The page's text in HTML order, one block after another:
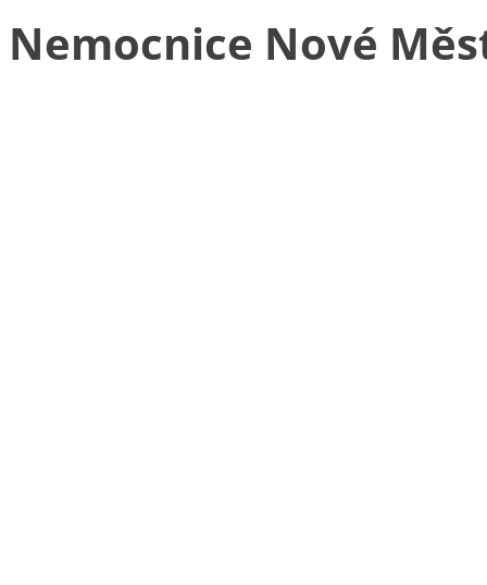
Nemocnice Nové